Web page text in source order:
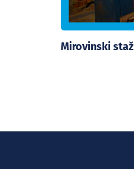
Mirovinski staž